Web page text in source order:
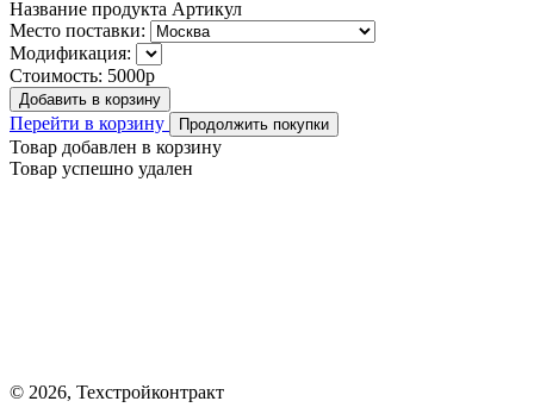
Название продукта Артикул
Место поставки:
Модификация:
Стоимость: 5000р
Добавить в корзину
Перейти в корзину Продолжить покупки
Товар добавлен в корзину
Товар успешно удален
© 2026, Техстройконтракт